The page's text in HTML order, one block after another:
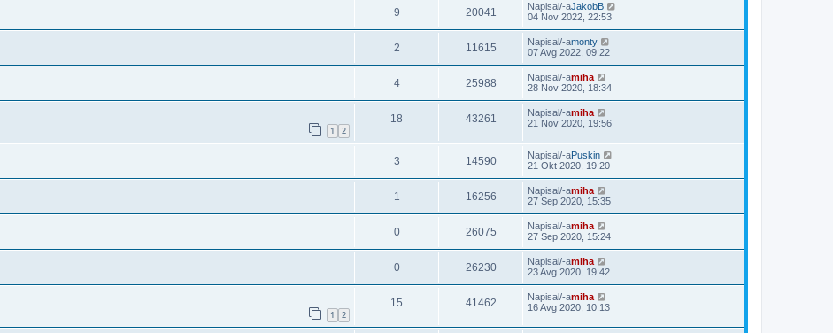
9 20041 Napisal/-aJakobB
04 Nov 2022, 22:53
2 11615 Napisal/-amonty
07 Avg 2022, 09:22
4 25988 Napisal/-amiha
28 Nov 2020, 18:34
1 2
18 43261 Napisal/-amiha
21 Nov 2020, 19:56
3 14590 Napisal/-aPuskin
21 Okt 2020, 19:20
1 16256 Napisal/-amiha
27 Sep 2020, 15:35
0 26075 Napisal/-amiha
27 Sep 2020, 15:24
0 26230 Napisal/-amiha
23 Avg 2020, 19:42
1 2
15 41462 Napisal/-amiha
16 Avg 2020, 10:13